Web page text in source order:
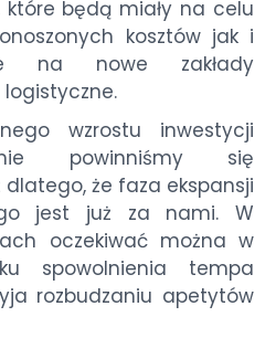
będą miały na celu
kosztów jak i
na nowe zakłady
wzrostu inwestycji
nie powinniśmy się
dlatego, że faza ekspansji
jest już za nami. W
oczekiwać można w
spowolnienia tempa
rozbudzaniu apetytów